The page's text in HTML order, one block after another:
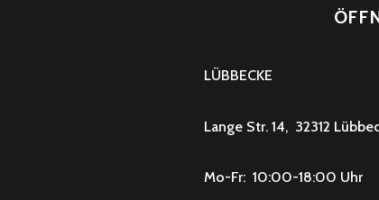
LÜBBECKE
Lange Str. 14, 32312
Mo-Fr: 10:00-18:00 Uhr